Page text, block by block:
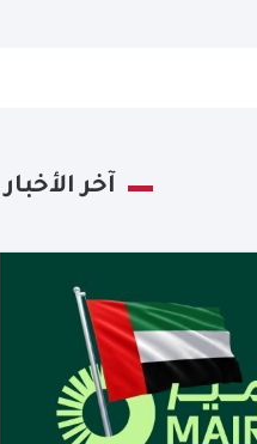
آخر الأخبار